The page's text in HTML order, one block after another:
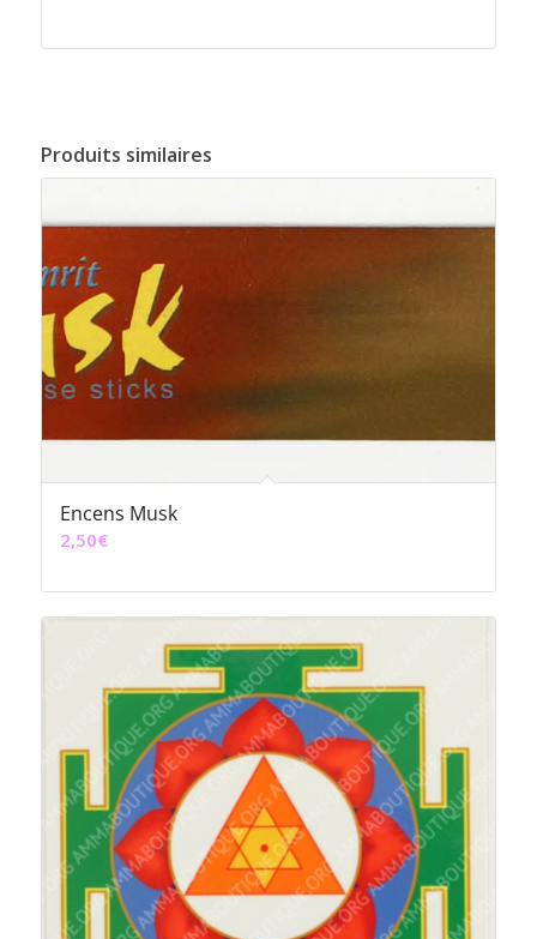
Produits similaires
Encens Musk
2,50€